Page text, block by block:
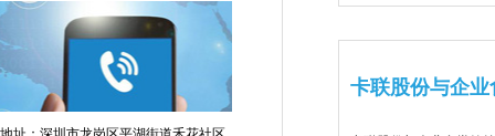
卡联股份与企